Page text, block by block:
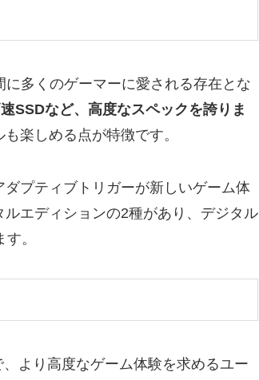
多くのゲーマーに愛される存在とな
SSDなど、高度なスペックを誇りま
楽しめる点が特徴です。
プティブトリガーが新しいゲーム体
エディションの2種があり、デジタル
。
より高度なゲーム体験を求めるユー